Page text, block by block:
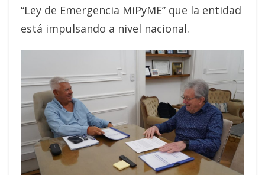
“Ley de Emergencia MiPyME” que la entidad
está impulsando a nivel nacional.